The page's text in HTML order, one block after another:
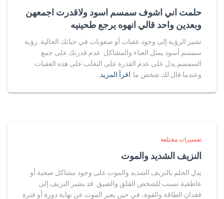
حلمت اني اشوف سمسم اسود ولاقدرت اجمعهن
وبعدين واحد قالي انهوه يرجع طحينيه
تشير الرؤية إلى وجود عقبات أو صعوبات في حياتك الحالية. رؤية
سمسم أسود يمثل العناء والمشاكل. عدم قدرتك على جمع
السمسم يدل على عدم القدرة على التغلب على هذه العقبات.
وعندما قال لك شخص ما اقرأ المزيد…
تفسيرات مختلفة
النزيف الشديد والموت
يدل الحلم بالنزيف الشديد والموت على وجود مشاكل صحية أو
عاطفية تسبب للشخص القلق والضيق. قد يشير النزيف إلى
فقدان الطاقة والقوة، في حين يعبر الموت عن نهاية دورة أو فترة